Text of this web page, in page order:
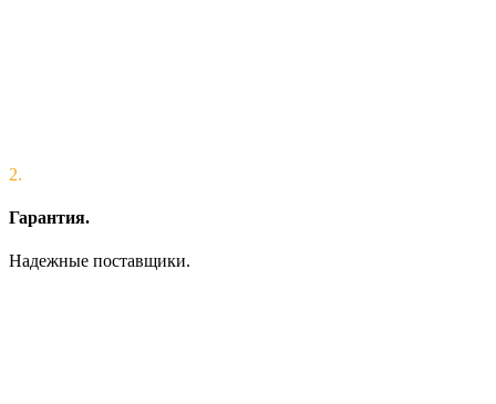
2.
Гарантия.
Надежные поставщики.